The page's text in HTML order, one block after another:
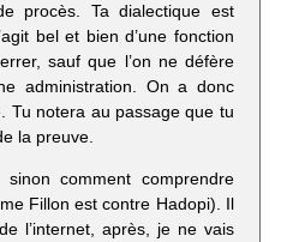
procès. Ta dialectique est
bel et bien d’une fonction
sauf que l’on ne défère
administration. On a donc
Tu notera au passage que tu
la preuve.
comment comprendre
Fillon est contre Hadopi). Il
l’internet, après, je ne vais